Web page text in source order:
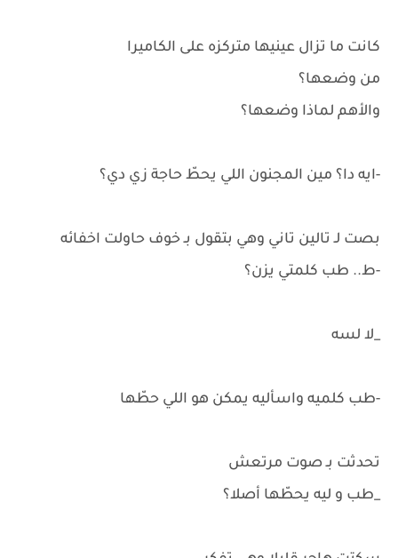
كانت ما تزال عينيها متركزه على الكاميرا
من وضعها؟
والأهم لماذا وضعها؟
-ايه دا؟ مين المجنون اللي يحطّ حاجة زي دي؟
بصت لـ تالين تاني وهي بتقول بـ خوف حاولت اخفائه
-ط.. طب كلمتي يزن؟
_لا لسه
-طب كلميه واسأليه يمكن هو اللي حطّها
تحدثت بـ صوت مرتعش
_طب و ليه يحطّها أصلا؟